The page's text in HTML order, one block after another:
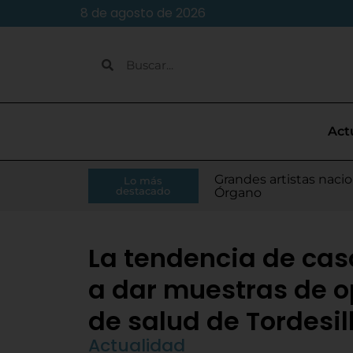
8 de agosto de 2026
Lo más
destacado
Caja Rural de
RFEF
Villamarciel da
Grandes artistas
Órgano
Continúa la venta de
El presidente de la
Monge
Todo listo para el
Tordesillas refuerza
El Pleno de
Moisés Ramírez
para el Europeo
IU-APT plantea ocho
La tendencia de
a dar muestras de
de salud de
Actualidad